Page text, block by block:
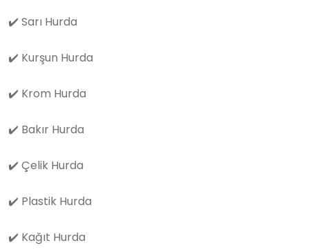
✔️ Sarı Hurda
✔️ Kurşun Hurda
✔️ Krom Hurda
✔️ Bakır Hurda
✔️ Çelik Hurda
✔️ Plastik Hurda
✔️ Kağıt Hurda